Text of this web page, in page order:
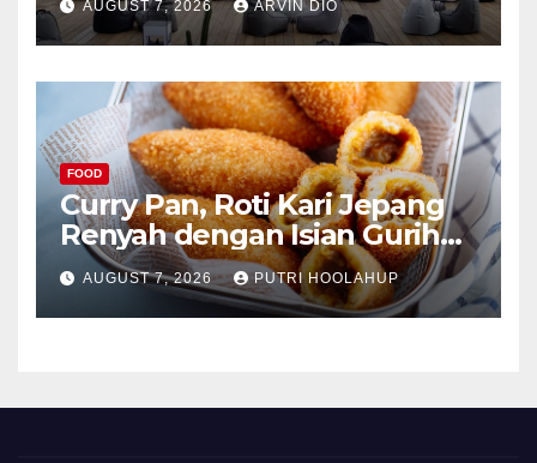
AUGUST 7, 2026 ARVIN DIO
FOOD
Curry Pan, Roti Kari Jepang
Renyah dengan Isian Gurih
Menggoda
AUGUST 7, 2026 PUTRI HOOLAHUP